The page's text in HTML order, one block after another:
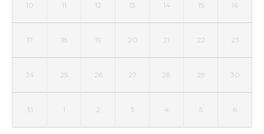
10 11 12 13 14 15 16
17 18 19 20 21 22 23
24 25 26 27 28 29 30
31 1 2 3 4 5 6